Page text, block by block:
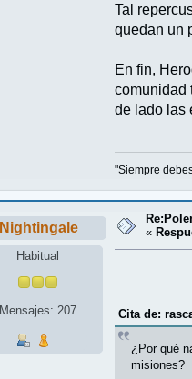
Tal
quedan un
En fin,
comunidad
de lado las
"Siempre
Nightingale
Habitual
Mensajes: 207
«
Cita de:
¿Por qué
misiones?